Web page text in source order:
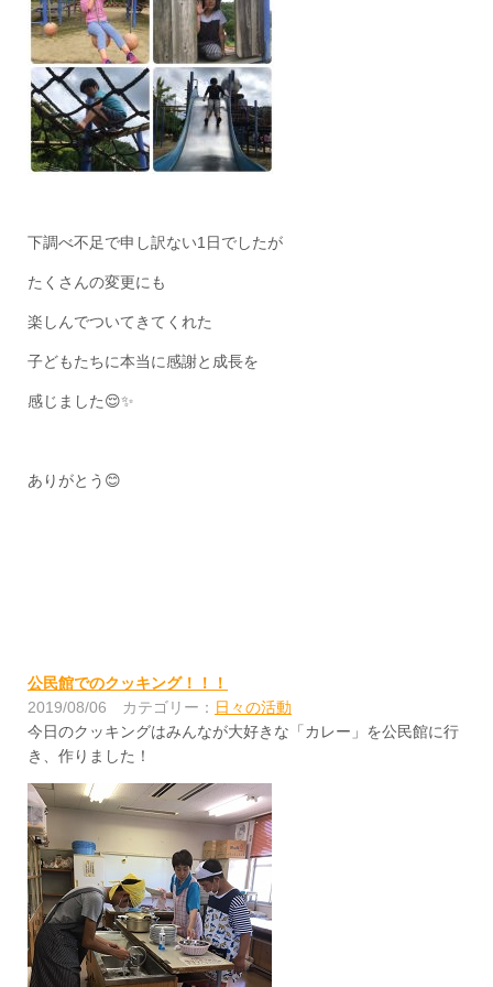
下調べ不足で申し訳ない1日でしたが
たくさんの変更にも
楽しんでついてきてくれた
子どもたちに本当に感謝と成長を
感じました😌✨
ありがとう😊
公民館でのクッキング！！！
2019/08/06
カテゴリー： 日々の活動
今日のクッキングはみんなが大好きな「カレー」を公民館に行
き、作りました！